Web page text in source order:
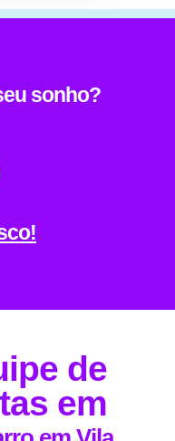
sonho?
de
em